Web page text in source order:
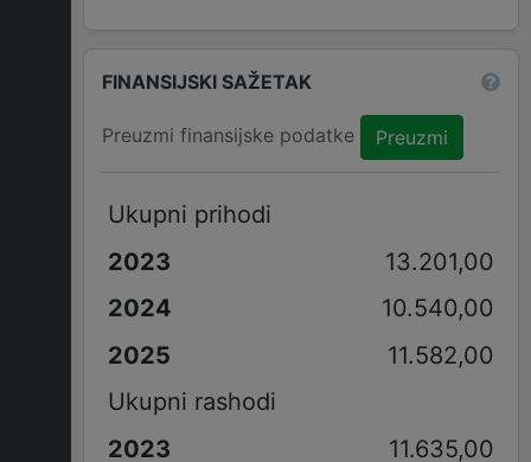
FINANSIJSKI SAŽETAK
Preuzmi finansijske podatke Preuzmi
Ukupni prihodi
13.201,00
10.540,00
11.582,00
Ukupni rashodi
11.635,00